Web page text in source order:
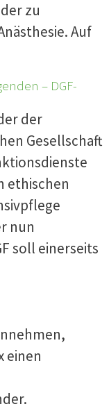
zu
Auf
– DGF-
der
Gesellschaft
ethischen
nun
soll einerseits
einen